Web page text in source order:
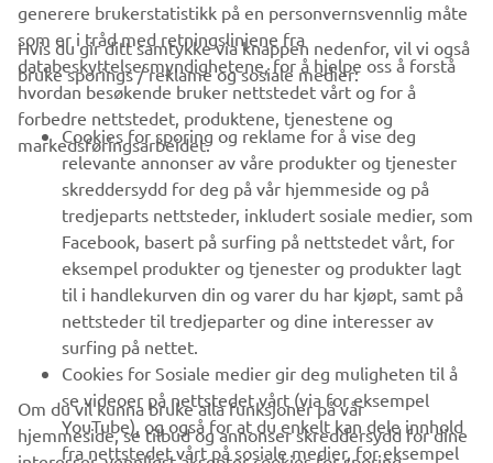
VIRKSOMHET
B2B
UTFORSK YAMAHA
FAQ & SUPPORT
NYHETSBREV
Vær den første til å lære om de siste tilbudene, spesielle
arrangementer, nye utgivelser og mye mer
generere brukerstatistikk på en personvernsvennlig måte
som er i tråd med retningslinjene fra
databeskyttelsesmyndighetene, for å hjelpe oss å forstå
hvordan besøkende bruker nettstedet vårt og for å
forbedre nettstedet, produktene, tjenestene og
markedsføringsarbeidet.
Hvis du gir ditt samtykke via knappen nedenfor, vil vi også
bruke sporings / reklame og sosiale medier:
Cookies for sporing og reklame for å vise deg
relevante annonser av våre produkter og tjenester
skreddersydd for deg på vår hjemmeside og på
tredjeparts nettsteder, inkludert sosiale medier, som
Facebook, basert på surfing på nettstedet vårt, for
eksempel produkter og tjenester og produkter lagt
til i handlekurven din og varer du har kjøpt, samt på
nettsteder til tredjeparter og dine interesser av
surfing på nettet.
Cookies for Sosiale medier gir deg muligheten til å
se videoer på nettstedet vårt (via for eksempel
YouTube), og også for at du enkelt kan dele innhold
fra nettstedet vårt på sosiale medier, for eksempel
Om du vil kunna bruke alla funksjoner på vår
hjemmeside, se tilbud og annonser skreddersydd for dine